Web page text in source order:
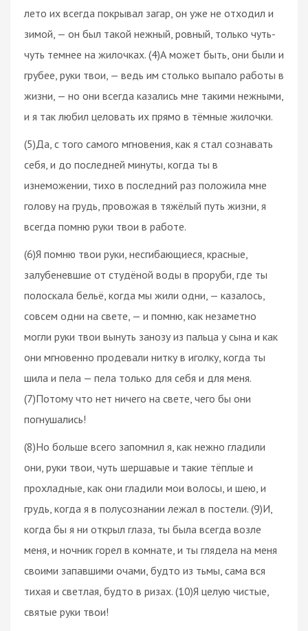
лето их всегда покрывал загар, он уже не отходил и
зимой, — он был такой нежный, ровный, только чуть-
чуть темнее на жилочках. (4)А может быть, они были и
грубее, руки твои, — ведь им столько выпало работы в
жизни, — но они всегда казались мне такими нежными,
и я так любил целовать их прямо в тёмные жилочки.
(5)Да, с того самого мгновения, как я стал сознавать
себя, и до последней минуты, когда ты в
изнеможении, тихо в последний раз положила мне
голову на грудь, провожая в тяжёлый путь жизни, я
всегда помню руки твои в работе.
(6)Я помню твои руки, несгибающиеся, красные,
залубеневшие от студёной воды в проруби, где ты
полоскала бельё, когда мы жили одни, — казалось,
совсем одни на свете, — и помню, как незаметно
могли руки твои вынуть занозу из пальца у сына и как
они мгновенно продевали нитку в иголку, когда ты
шила и пела — пела только для себя и для меня.
(7)Потому что нет ничего на свете, чего бы они
погнушались!
(8)Но больше всего запомнил я, как нежно гладили
они, руки твои, чуть шершавые и такие тёплые и
прохладные, как они гладили мои волосы, и шею, и
грудь, когда я в полусознании лежал в постели. (9)И,
когда бы я ни открыл глаза, ты была всегда возле
меня, и ночник горел в комнате, и ты глядела на меня
своими запавшими очами, будто из тьмы, сама вся
тихая и светлая, будто в ризах. (10)Я целую чистые,
святые руки твои!